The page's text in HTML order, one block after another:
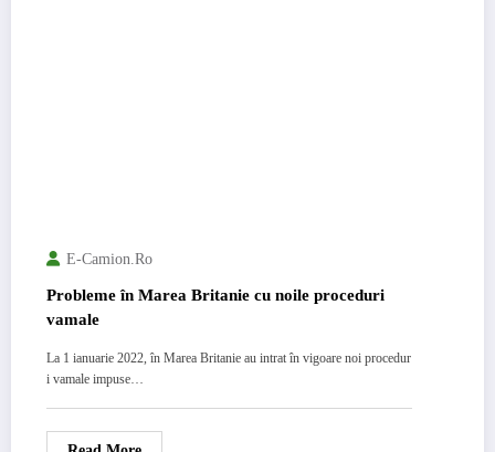
E-Camion.ro
Probleme în Marea Britanie cu noile proceduri
vamale
La 1 ianuarie 2022, în Marea Britanie au intrat în vigoare noi procedur
i vamale impuse…